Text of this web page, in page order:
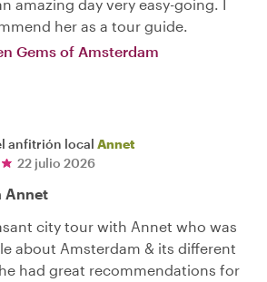
amazing day very easy-going. I
her as a tour guide.
Gems of Amsterdam
anfitrión local Annet
22 julio 2026
Annet
city tour with Annet who was
about Amsterdam & its different
had great recommendations for